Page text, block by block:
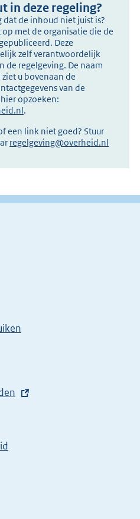
in deze regeling?
dat de inhoud niet juist is?
met de organisatie die de
Deze
zelf verantwoordelijk
de regelgeving. De naam
u bovenaan de
van de
opzoeken:
.
een link niet goed? Stuur
regelgeving@overheid.nl